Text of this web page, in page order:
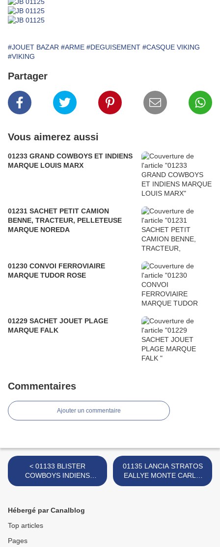
#JOUET BAZAR #ARME #DEGUISEMENT #CASQUE VIKING
#VIKING
Partager
Vous aimerez aussi
01233 GRAND COWBOYS ET INDIENS
MARQUE LOUIS MARX
01231 SACHET PETIT CAMION
BENNE, TRACTEUR, PELLETEUSE
MARQUE NOREDA
01230 CONVOI FERROVIAIRE
MARQUE TUDOR ROSE
01229 SACHET JOUET PLAGE
MARQUE FALK
Commentaires
Ajouter un commentaire
< 01133 BLISTER
COWBOYS INDIENS
MARQUE MOMOPLASTIC
01135 LANCIA STRATOS
EALLYE MONTE CARLO
MARQUE FERAL >
Hébergé par Canalblog
Top articles
Pages